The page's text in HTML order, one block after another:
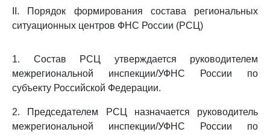
II. Порядок формирования состава региональных
ситуационных центров ФНС России (РСЦ)
1. Состав РСЦ утверждается руководителем
межрегиональной инспекции/УФНС России по
субъекту Российской Федерации.
2. Председателем РСЦ назначается руководитель
межрегиональной инспекции/УФНС России по